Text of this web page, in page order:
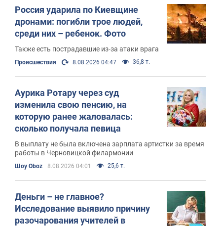
Россия ударила по Киевщине
дронами: погибли трое людей,
среди них – ребенок. Фото
Также есть пострадавшие из-за атаки врага
Происшествия 8.08.2026 04:47 36,8 т.
Аурика Ротару через суд
изменила свою пенсию, на
которую ранее жаловалась:
сколько получала певица
В выплату не была включена зарплата артистки за время
работы в Черновицкой филармонии
Шоу Oboz 8.08.2026 04:01 25,6 т.
Деньги – не главное?
Исследование выявило причину
разочарования учителей в